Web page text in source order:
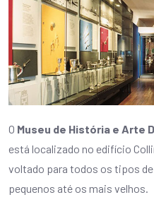
O Museu de História e Arte
está localizado no edifício
voltado para todos os tipos
pequenos até os mais velhos.